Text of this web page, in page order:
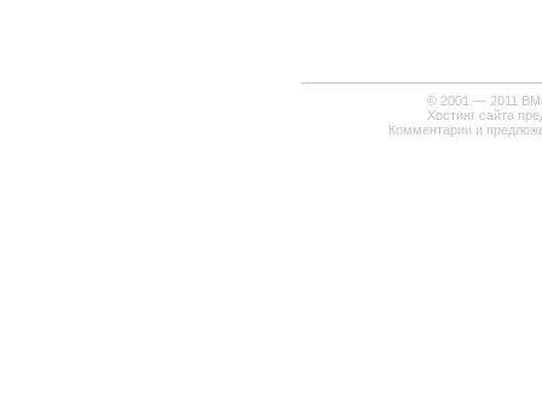
© 2001 — 2011
Хостинг сайта
Комментарии и